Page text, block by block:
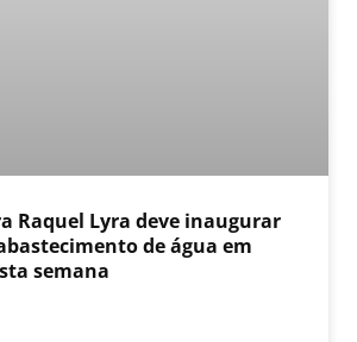
Raquel Lyra deve inaugurar
de água em
semana